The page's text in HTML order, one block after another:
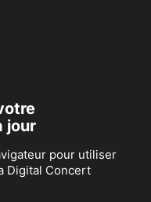
jour
pour utiliser
Digital Concert